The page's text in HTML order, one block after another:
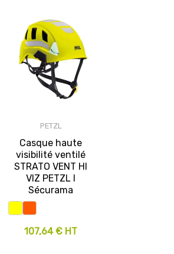
PETZL
Casque haute
visibilité ventilé
STRATO VENT HI
VIZ PETZL I
Sécurama
107,64 € HT